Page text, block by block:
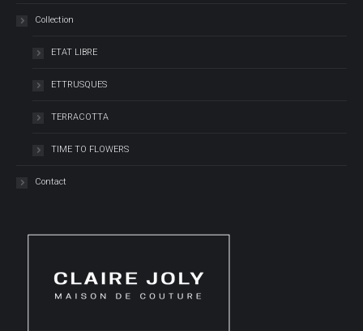
Collection
ETAT LIBRE
ETTRUSQUES
TERRACOTTA
TIME TO FLOWERS
Contact